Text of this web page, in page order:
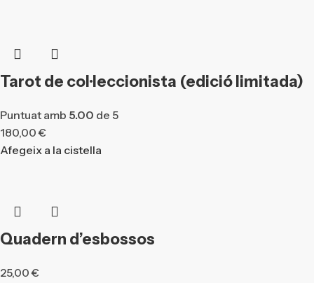
Tarot de col·leccionista (edició limitada)
Puntuat amb 5.00 de 5
180,00€
Afegeix a la cistella
Quadern d’esbossos
25,00€